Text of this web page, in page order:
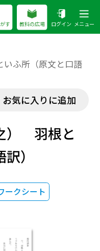
す 教科の広場 ログイン メニュー
ふ所（原文と口語
お気に入りに追加
） 羽根と
）
ークシート